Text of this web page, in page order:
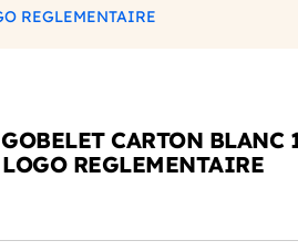
REGLEMENTAIRE
CARTON
REGLEMENTAIRE